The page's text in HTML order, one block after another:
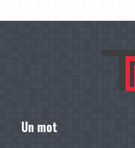
Un mot